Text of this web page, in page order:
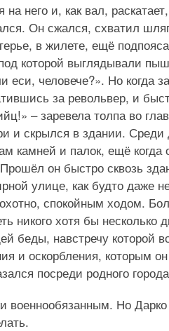
него и, как вал,
Он сжался, схватил
в жилете, ещё
которой выглядывали
человече?». Но когда
за револьвер, и
– заревела толпа во
и скрылся в здании. Среди
камней и палок, ещё когда
он быстро сквозь
улице, как будто даже
спокойным ходом.
никого хотя бы несколько
беды, навстречу которой
и оскорбления, которым он
посреди родного
военнообязанным. Но